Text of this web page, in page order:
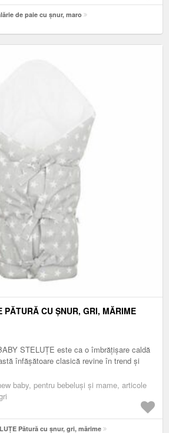
de paie cu șnur, maro
PĂTURĂ CU ȘNUR, GRI, MĂRIME
STELUȚE este ca o îmbrățișare caldă
înfășătoare clasică revine în trend și
baby, pentru bebeluși și mame, articole
Pătură cu șnur, gri, mărime